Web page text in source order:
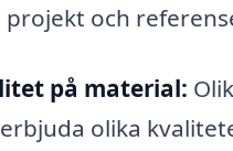
och
på material:
olika